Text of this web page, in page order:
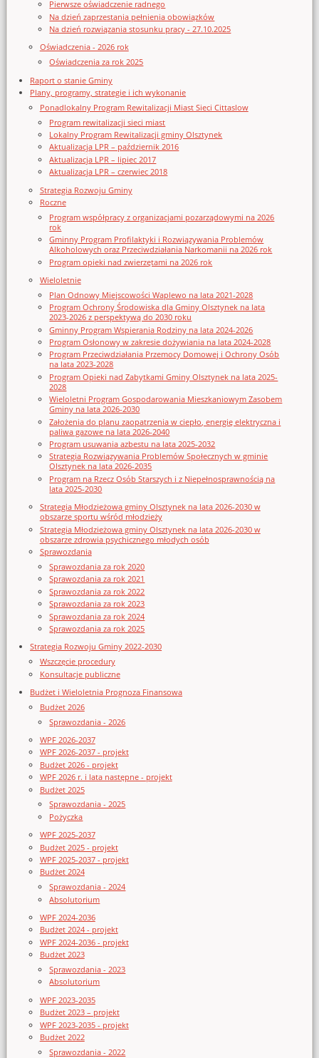
Pierwsze oświadczenie radnego
Na dzień zaprzestania pełnienia obowiązków
Na dzień rozwiązania stosunku pracy - 27.10.2025
Oświadczenia - 2026 rok
Oświadczenia za rok 2025
Raport o stanie Gminy
Plany, programy, strategie i ich wykonanie
Ponadlokalny Program Rewitalizacji Miast Sieci Cittaslow
Program rewitalizacji sieci miast
Lokalny Program Rewitalizacji gminy Olsztynek
Aktualizacja LPR – październik 2016
Aktualizacja LPR – lipiec 2017
Aktualizacja LPR – czerwiec 2018
Strategia Rozwoju Gminy
Roczne
Program współpracy z organizacjami pozarządowymi na 2026
rok
Gminny Program Profilaktyki i Rozwiązywania Problemów
Alkoholowych oraz Przeciwdziałania Narkomanii na 2026 rok
Program opieki nad zwierzętami na 2026 rok
Wieloletnie
Plan Odnowy Miejscowości Waplewo na lata 2021-2028
Program Ochrony Środowiska dla Gminy Olsztynek na lata
2023-2026 z perspektywą do 2030 roku
Gminny Program Wspierania Rodziny na lata 2024-2026
Program Osłonowy w zakresie dożywiania na lata 2024-2028
Program Przeciwdziałania Przemocy Domowej i Ochrony Osób
na lata 2023-2028
Program Opieki nad Zabytkami Gminy Olsztynek na lata 2025-
2028
Wieloletni Program Gospodarowania Mieszkaniowym Zasobem
Gminy na lata 2026-2030
Założenia do planu zaopatrzenia w ciepło, energię elektryczna i
paliwa gazowe na lata 2026-2040
Program usuwania azbestu na lata 2025-2032
Strategia Rozwiązywania Problemów Społecznych w gminie
Olsztynek na lata 2026-2035
Program na Rzecz Osób Starszych i z Niepełnosprawnością na
lata 2025-2030
Strategia Młodzieżowa gminy Olsztynek na lata 2026-2030 w
obszarze sportu wśród młodzieży
Strategia Młodzieżowa gminy Olsztynek na lata 2026-2030 w
obszarze zdrowia psychicznego młodych osób
Sprawozdania
Sprawozdania za rok 2020
Sprawozdania za rok 2021
Sprawozdania za rok 2022
Sprawozdania za rok 2023
Sprawozdania za rok 2024
Sprawozdania za rok 2025
Strategia Rozwoju Gminy 2022-2030
Wszczęcie procedury
Konsultacje publiczne
Budżet i Wieloletnia Prognoza Finansowa
Budżet 2026
Sprawozdania - 2026
WPF 2026-2037
WPF 2026-2037 - projekt
Budżet 2026 - projekt
WPF 2026 r. i lata następne - projekt
Budżet 2025
Sprawozdania - 2025
Pożyczka
WPF 2025-2037
Budżet 2025 - projekt
WPF 2025-2037 - projekt
Budżet 2024
Sprawozdania - 2024
Absolutorium
WPF 2024-2036
Budżet 2024 - projekt
WPF 2024-2036 - projekt
Budżet 2023
Sprawozdania - 2023
Absolutorium
WPF 2023-2035
Budżet 2023 – projekt
WPF 2023-2035 - projekt
Budżet 2022
Sprawozdania - 2022